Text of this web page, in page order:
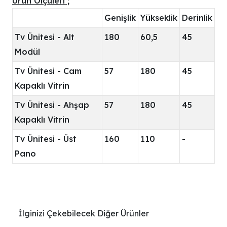
Genişlik Yükseklik Derinlik
Tv Ünitesi - Alt
Modül
180 60,5 45
Tv Ünitesi - Cam
Kapaklı Vitrin
57 180 45
Tv Ünitesi - Ahşap
Kapaklı Vitrin
57 180 45
Tv Ünitesi - Üst
Pano
160 110 -
İlginizi Çekebilecek Diğer Ürünler